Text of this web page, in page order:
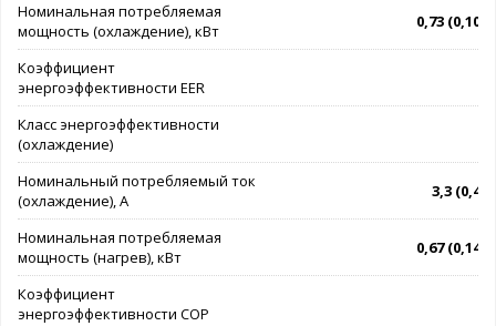
Номинальная потребляемая
мощность (охлаждение), кВт
0,73 (0,10 -
Коэффициент
энергоэффективности EER
Класс энергоэффективности
(охлаждение)
Номинальный потребляемый ток
(охлаждение), А
3,3 (0,4 -
Номинальная потребляемая
мощность (нагрев), кВт
0,67 (0,14 -
Коэффициент
энергоэффективности COP